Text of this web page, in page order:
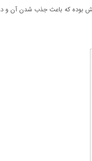
بوده که باعث جذب شدن آن و